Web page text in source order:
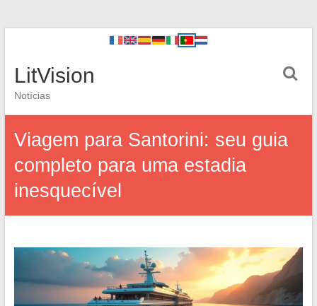
LitVision
Notícias
Viagem para Santorini: seu guia
completo para uma estadia
inesquecível